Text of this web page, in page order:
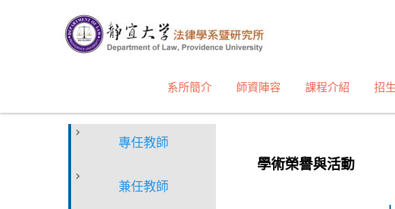
區
系所簡介 師資陣容 課程介紹 招
專任教師
兼任教師
學術榮譽與活動